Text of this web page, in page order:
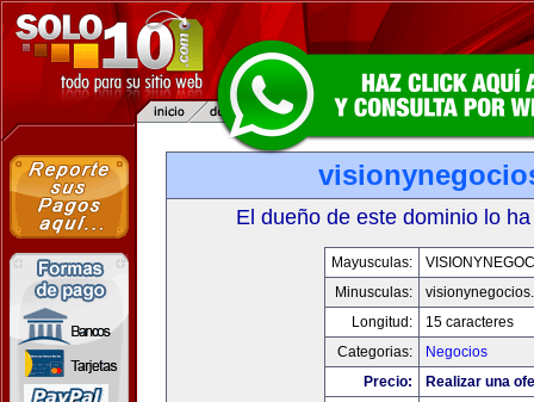
El dueño de este dominio lo
Mayusculas:
Minusculas:
Longitud:
15 caracteres
Categorias:
Negocios
Precio:
Realizar una